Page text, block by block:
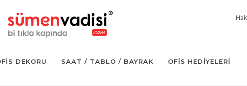
DEKORU SAAT / TABLO / BAYRAK OFIS HEDIYELERI